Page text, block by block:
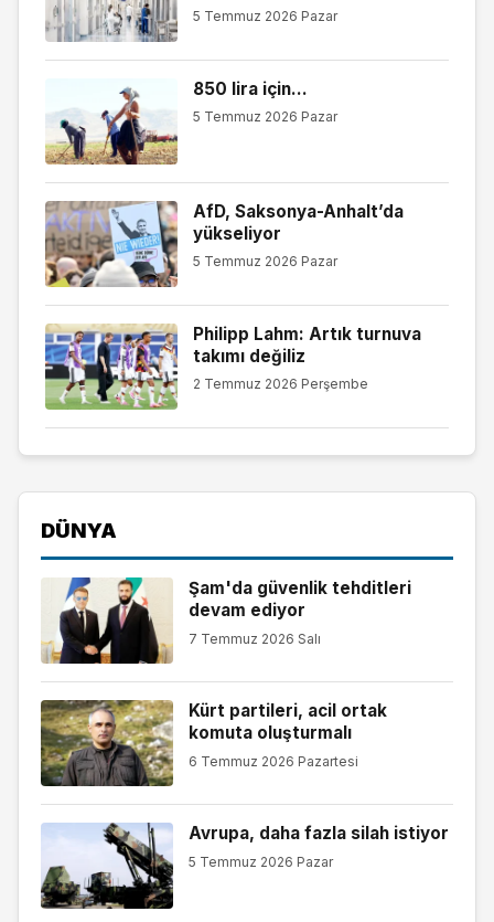
5 Temmuz 2026 Pazar
850 lira için…
5 Temmuz 2026 Pazar
AfD, Saksonya-Anhalt’da
yükseliyor
5 Temmuz 2026 Pazar
Philipp Lahm: Artık turnuva
takımı değiliz
2 Temmuz 2026 Perşembe
DÜNYA
Şam'da güvenlik tehditleri
devam ediyor
7 Temmuz 2026 Salı
Kürt partileri, acil ortak
komuta oluşturmalı
6 Temmuz 2026 Pazartesi
Avrupa, daha fazla silah istiyor
5 Temmuz 2026 Pazar